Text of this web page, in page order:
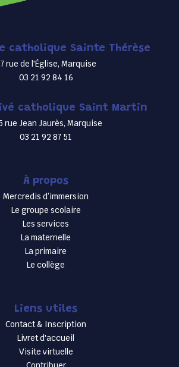
catholique Sainte Thérèse
rue de l'Église, Marquise
03 21 92 84 16
catholique Saint Martin
rue Jean Jaurès, Marquise
03 21 92 87 51
À propos
Mercredis d’immersion
Le groupe scolaire
Les services
La maternelle
La primaire
Le collège
Liens utiles
Contact & Inscription
Livret d'accueil
Visite virtuelle